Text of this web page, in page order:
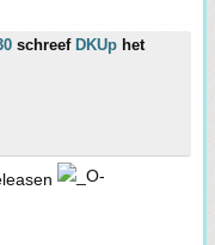
schreef DKUp het